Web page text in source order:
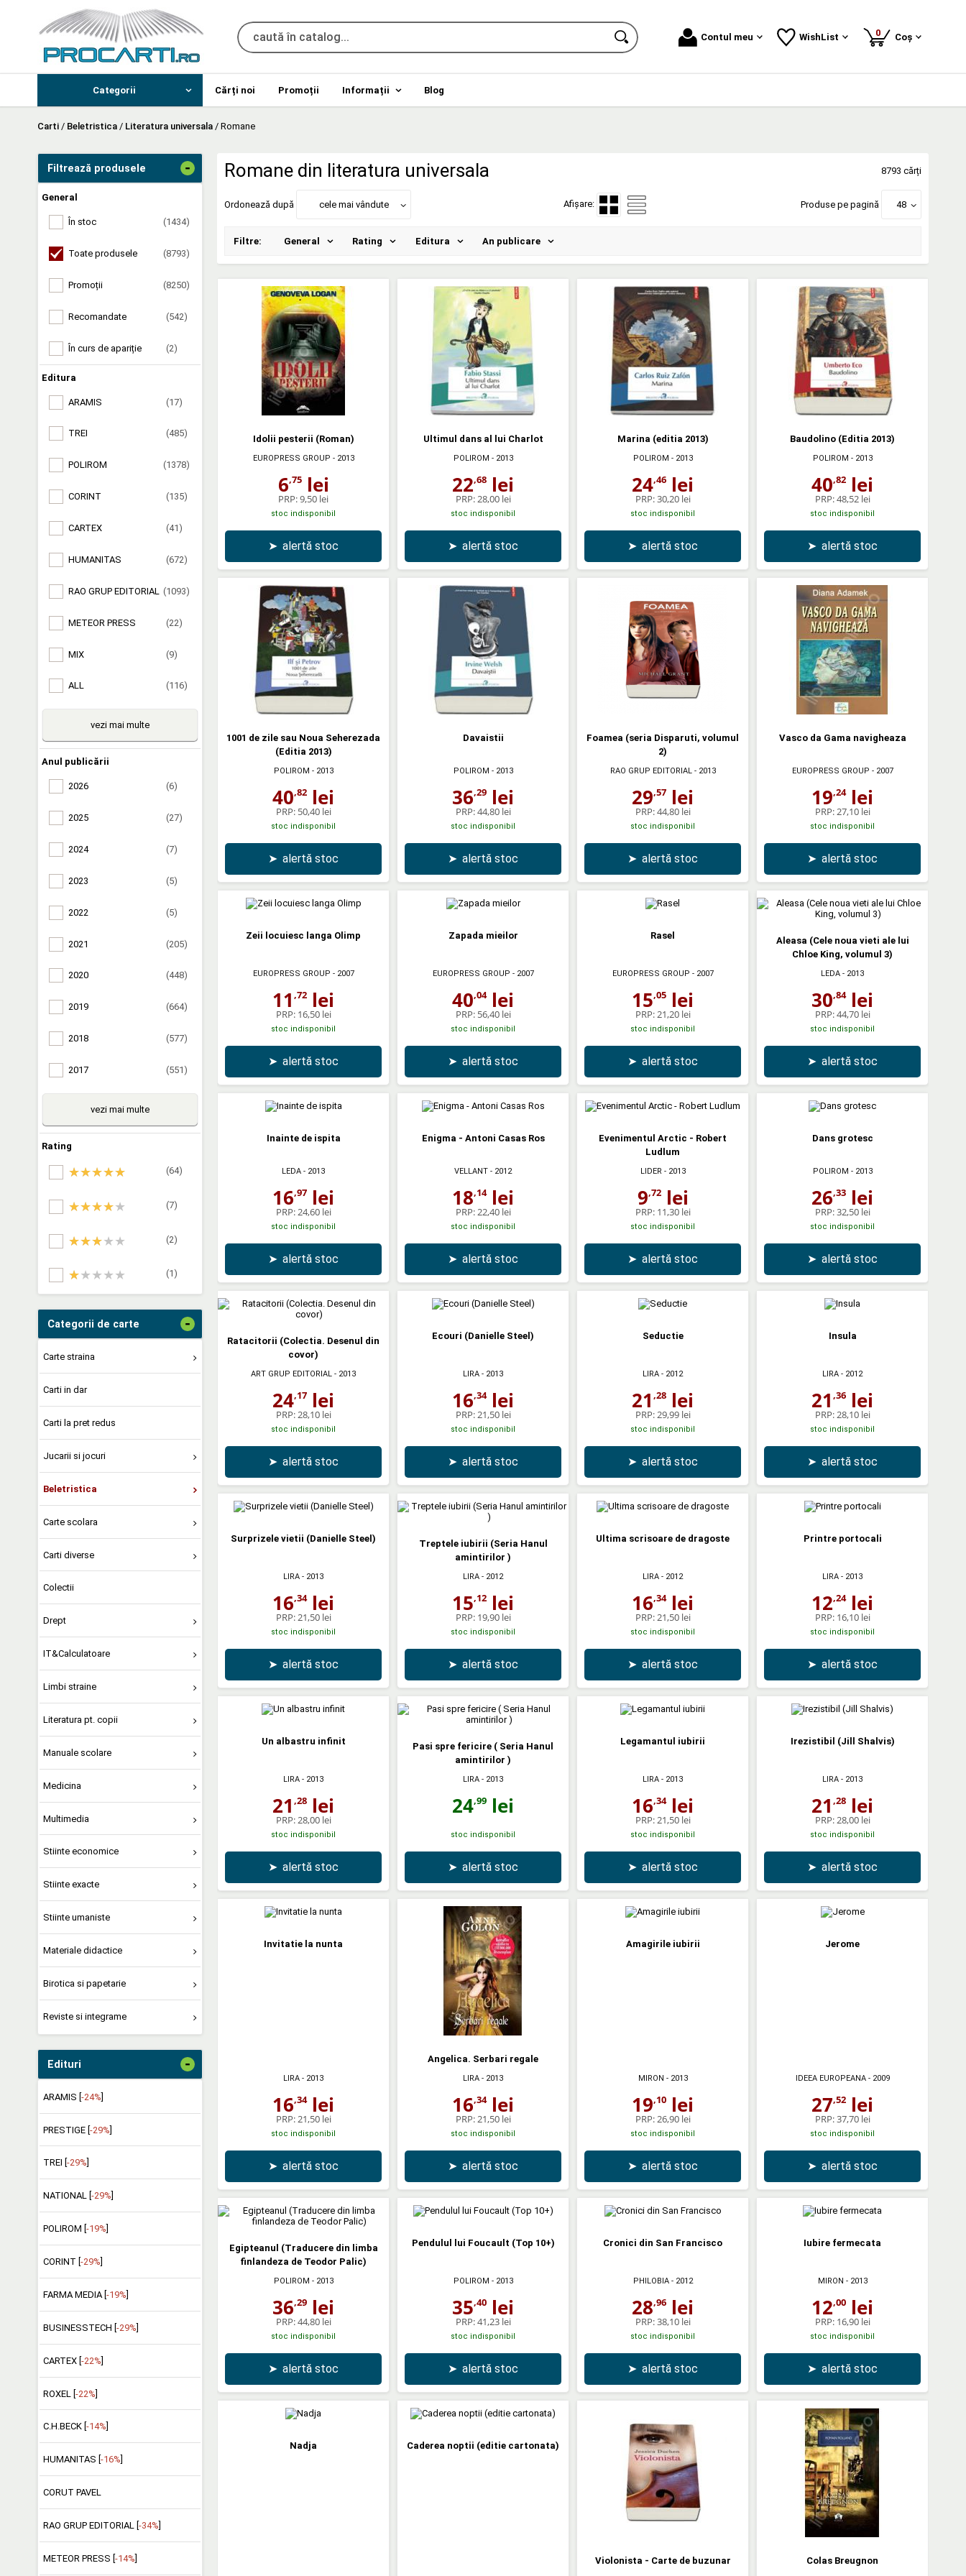
Contul meu WishList 0produse
Coș
Categorii Cărți noi Promoții Informații Blog
Carti / Beletristica / Literatura universala / Romane
Filtrează produsele -
General
În stoc (1434)
Toate produsele (8793)
Promoții (8250)
Recomandate (542)
În curs de apariție (2)
Editura
ARAMIS (17)
TREI (485)
POLIROM (1378)
CORINT (135)
CARTEX (41)
HUMANITAS (672)
RAO GRUP EDITORIAL (1093)
METEOR PRESS (22)
MIX (9)
ALL (116)
vezi mai multe
Anul publicării
2026 (6)
2025 (27)
2024 (7)
2023 (5)
2022 (5)
2021 (205)
2020 (448)
2019 (664)
2018 (577)
2017 (551)
vezi mai multe
Rating
(64)
(7)
(2)
(1)
Categorii de carte -
Carte straina
Carti in dar
Carti la pret redus
Jucarii si jocuri
Beletristica
Carte scolara
Carti diverse
Colectii
Drept
IT&Calculatoare
Limbi straine
Literatura pt. copii
Manuale scolare
Medicina
Multimedia
Stiinte economice
Stiinte exacte
Stiinte umaniste
Materiale didactice
Birotica si papetarie
Reviste si integrame
Edituri -
ARAMIS [-24%]
PRESTIGE [-29%]
TREI [ -29%
NATIONAL [ -29%
POLIROM [ -19%
CORINT [ -29%
FARMA MEDIA [ -19%
BUSINESSTECH [ -29%
CARTEX [-22%]
ROXEL [-22%]
C.H.BECK [ -14%
HUMANITAS [ -16%
CORUT PAVEL
RAO GRUP EDITORIAL [ -34%
METEOR PRESS [ -14%
Romane din literatura universala 8793 cărți
Ordonează după cele mai vândute Afișare: Produse pe pagină 48
Filtre: General Rating Editura An publicare
Idolii pesterii (Roman)
EUROPRESS GROUP - 2013
6,75lei
PRP:9,50 lei
stoc indisponibil
➤ alertă stoc
Ultimul dans al lui Charlot
POLIROM - 2013
22,68 lei
PRP: 28,00 lei
stoc indisponibil
➤ alertă stoc
Marina (editia 2013)
POLIROM - 2013
24,46 lei
PRP:30,20 lei
stoc indisponibil
➤ alertă stoc
Baudolino (Editia 2013)
POLIROM - 2013
40,82 lei
PRP:48,52 lei
stoc indisponibil
➤ alertă stoc
1001 de zile sau Noua Seherezada
(Editia 2013)
POLIROM - 2013
40,82 lei
PRP: 50,40 lei
stoc indisponibil
➤ alertă stoc
Davaistii
POLIROM - 2013
36,29 lei
PRP:44,80 lei
stoc indisponibil
➤ alertă stoc
Foamea (seria Disparuti, volumul
2)
RAO GRUP EDITORIAL - 2013
29,57 lei
PRP:44,80 lei
stoc indisponibil
➤ alertă stoc
Vasco da Gama navigheaza
EUROPRESS GROUP - 2007
19,24lei
PRP: 27,10 lei
stoc indisponibil
➤ alertă stoc
Zeii locuiesc langa Olimp
EUROPRESS GROUP - 2007
11 ,72 lei
PRP: 16,50 lei
stoc indisponibil
➤ alertă stoc
Zapada mieilor
EUROPRESS GROUP - 2007
40,04lei
PRP: 56,40 lei
stoc indisponibil
➤ alertă stoc
Rasel
EUROPRESS GROUP - 2007
15,05 lei
PRP: 21,20 lei
stoc indisponibil
➤ alertă stoc
Aleasa (Cele noua vieti ale lui
Chloe King, volumul 3)
LEDA - 2013
30,84lei
PRP:44,70 lei
stoc indisponibil
➤ alertă stoc
Inainte de ispita
LEDA - 2013
16,97 lei
PRP: 24,60 lei
stoc indisponibil
➤ alertă stoc
Enigma - Antoni Casas Ros
VELLANT - 2012
18,14lei
PRP: 22,40 lei
stoc indisponibil
➤ alertă stoc
Evenimentul Arctic - Robert
Ludlum
LIDER - 2013
9,72lei
PRP: 11,30 lei
stoc indisponibil
➤ alertă stoc
Dans grotesc
POLIROM - 2013
26,33 lei
PRP:32,50 lei
stoc indisponibil
➤ alertă stoc
Ratacitorii (Colectia. Desenul din
covor)
ART GRUP EDITORIAL - 2013
24,17 lei
PRP: 28,10 lei
stoc indisponibil
➤ alertă stoc
Ecouri (Danielle Steel)
LIRA - 2013
16,34lei
PRP: 21,50 lei
stoc indisponibil
➤ alertă stoc
Seductie
LIRA - 2012
21 ,28 lei
PRP: 29,99 lei
stoc indisponibil
➤ alertă stoc
Insula
LIRA - 2012
21 ,36 lei
PRP: 28,10 lei
stoc indisponibil
➤ alertă stoc
Surprizele vietii (Danielle Steel)
LIRA - 2013
16,34lei
PRP: 21,50 lei
stoc indisponibil
➤ alertă stoc
Treptele iubirii (Seria Hanul
amintirilor )
LIRA - 2012
15,12 lei
PRP: 19,90 lei
stoc indisponibil
➤ alertă stoc
Ultima scrisoare de dragoste
LIRA - 2012
16,34lei
PRP: 21,50 lei
stoc indisponibil
➤ alertă stoc
Printre portocali
LIRA - 2013
12,24lei
PRP: 16,10 lei
stoc indisponibil
➤ alertă stoc
Un albastru infinit
LIRA - 2013
21 ,28 lei
PRP:28,00 lei
stoc indisponibil
➤ alertă stoc
Pasi spre fericire ( Seria Hanul
amintirilor )
LIRA - 2013
24,99 lei
stoc indisponibil
➤ alertă stoc
Legamantul iubirii
LIRA - 2013
16,34lei
PRP:21,50 lei
stoc indisponibil
➤ alertă stoc
Irezistibil (Jill Shalvis)
LIRA - 2013
21 ,28 lei
PRP:28,00 lei
stoc indisponibil
➤ alertă stoc
Invitatie la nunta
LIRA - 2013
16,34lei
PRP:21,50 lei
stoc indisponibil
➤ alertă stoc
Angelica. Serbari regale
LIRA - 2013
16,34lei
PRP:21,50 lei
stoc indisponibil
➤ alertă stoc
Amagirile iubirii
MIRON - 2013
19,10 lei
PRP:26,90 lei
stoc indisponibil
➤ alertă stoc
Jerome
IDEEA EUROPEANA- 2009
27,52 lei
PRP:37,70 lei
stoc indisponibil
➤ alertă stoc
Egipteanul (Traducere din limba
finlandeza de Teodor Palic)
POLIROM - 2013
36,29 lei
PRP:44,80 lei
stoc indisponibil
➤ alertă stoc
Pendulul lui Foucault (Top 10+)
POLIROM - 2013
35,40 lei
PRP:41,23 lei
stoc indisponibil
➤ alertă stoc
Cronici din San Francisco
PHILOBIA- 2012
28,96 lei
PRP:38,10 lei
stoc indisponibil
➤ alertă stoc
Iubire fermecata
MIRON - 2013
12,00 lei
PRP: 16,90 lei
stoc indisponibil
➤ alertă stoc
Nadja Caderea noptii (editie cartonata)
Violonista - Carte de buzunar Colas Breugnon